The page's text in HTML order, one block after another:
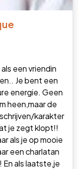
een vriendin
Je bent een
energie. Geen
heen,maar de
karakter
je zegt klopt!!
als je op mooie
een charlatan
als laatste,je